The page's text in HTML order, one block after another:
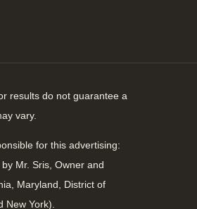
results do not guarantee a
vary.
for this advertising:
Mr. Sris, Owner and
Maryland, District of
New York).